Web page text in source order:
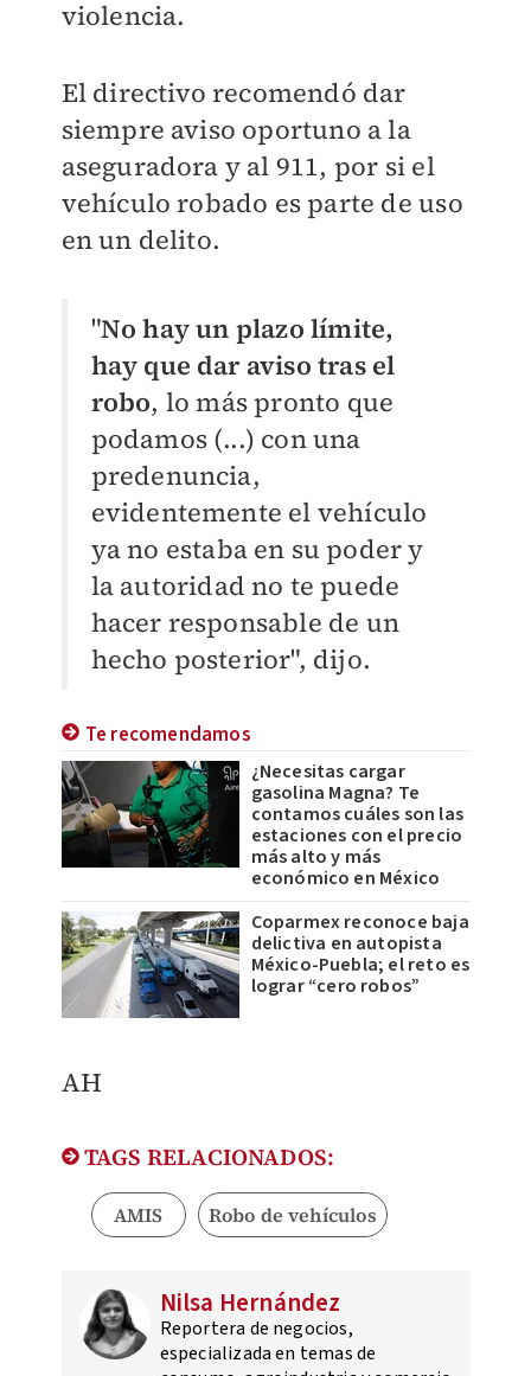
violencia.
El directivo recomendó dar
siempre aviso oportuno a la
aseguradora y al 911, por si el
vehículo robado es parte de uso
en un delito.
"No hay un plazo límite,
hay que dar aviso tras el
robo, lo más pronto que
podamos (...) con una
predenuncia,
evidentemente el vehículo
ya no estaba en su poder y
la autoridad no te puede
hacer responsable de un
hecho posterior", dijo.
Te recomendamos
¿Necesitas cargar
gasolina Magna? Te
contamos cuáles son las
estaciones con el precio
más alto y más
económico en México
Coparmex reconoce baja
delictiva en autopista
México-Puebla; el reto es
lograr “cero robos”
AH
TAGS RELACIONADOS:
AMIS Robo de vehículos
Nilsa Hernández
Reportera de negocios,
especializada en temas de